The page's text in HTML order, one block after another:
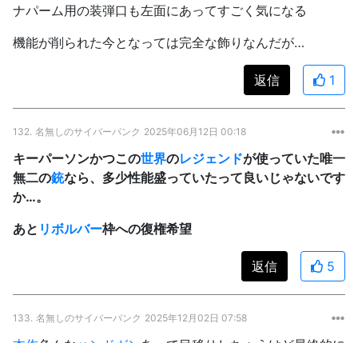
ナパーム用の装弾口も左面にあってすごく気になる
機能が削られた今となっては完全な飾りなんだが…
返信 1
132. 名無しのサイバーパンク 2025年06月12日 00:18
キーパーソンかつこの世界のレジェンドが使っていた唯一
無二の銃なら、多少性能盛っていたって良いじゃないです
か…。
あと リボルバー枠への復権希望
返信 5
133. 名無しのサイバーパンク 2025年12月02日 07:58